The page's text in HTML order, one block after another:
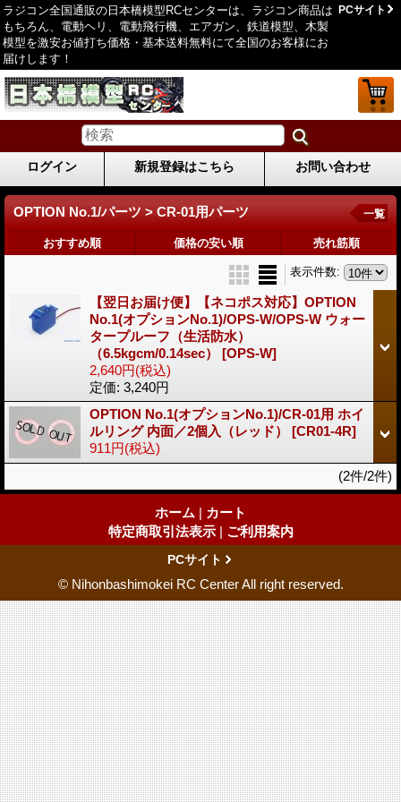
ラジコン全国通販の日本橋模型RCセンターは、ラジコン商品は
もちろん、電動ヘリ、電動飛行機、エアガン、鉄道模型、木製
模型を激安お値打ち価格・基本送料無料にて全国のお客様にお
届けします！
PCサイト
ログイン 新規登録はこちら お問い合わせ
OPTION No.1/パーツ > CR-01用パーツ 一覧
おすすめ順 価格の安い順 売れ筋順
表示件数:
【翌日お届け便】【ネコポス対応】OPTION
No.1(オプションNo.1)/OPS-W/OPS-W ウォー
タープルーフ（生活防水）
（6.5kgcm/0.14sec） [OPS-W]
2,640円(税込)
定価: 3,240円
OPTION No.1(オプションNo.1)/CR-01用 ホイ
ルリング 内面／2個入（レッド） [CR01-4R]
911円(税込)
(2件/2件)
ホーム | カート
特定商取引法表示 | ご利用案内
PCサイト
© Nihonbashimokei RC Center All right reserved.